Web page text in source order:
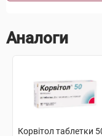
Аналоги
Корвітол таблетки